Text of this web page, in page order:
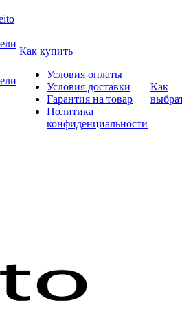
Как купить
Условия оплаты
Условия доставки
Гарантия на товар
Политика
конфиденциальности
Как